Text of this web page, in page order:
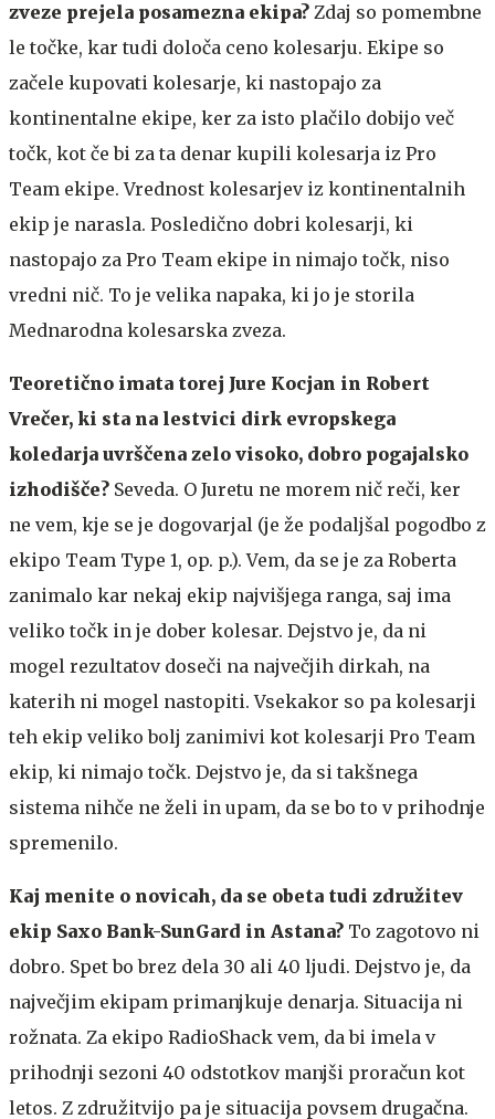
zveze prejela posamezna ekipa? Zdaj so pomembne
le točke, kar tudi določa ceno kolesarju. Ekipe so
začele kupovati kolesarje, ki nastopajo za
kontinentalne ekipe, ker za isto plačilo dobijo več
točk, kot če bi za ta denar kupili kolesarja iz Pro
Team ekipe. Vrednost kolesarjev iz kontinentalnih
ekip je narasla. Posledično dobri kolesarji, ki
nastopajo za Pro Team ekipe in nimajo točk, niso
vredni nič. To je velika napaka, ki jo je storila
Mednarodna kolesarska zveza.
Teoretično imata torej Jure Kocjan in Robert
Vrečer, ki sta na lestvici dirk evropskega
koledarja uvrščena zelo visoko, dobro pogajalsko
izhodišče? Seveda. O Juretu ne morem nič reči, ker
ne vem, kje se je dogovarjal (je že podaljšal pogodbo z
ekipo Team Type 1, op. p.). Vem, da se je za Roberta
zanimalo kar nekaj ekip najvišjega ranga, saj ima
veliko točk in je dober kolesar. Dejstvo je, da ni
mogel rezultatov doseči na največjih dirkah, na
katerih ni mogel nastopiti. Vsekakor so pa kolesarji
teh ekip veliko bolj zanimivi kot kolesarji Pro Team
ekip, ki nimajo točk. Dejstvo je, da si takšnega
sistema nihče ne želi in upam, da se bo to v prihodnje
spremenilo.
Kaj menite o novicah, da se obeta tudi združitev
ekip Saxo Bank-SunGard in Astana? To zagotovo ni
dobro. Spet bo brez dela 30 ali 40 ljudi. Dejstvo je, da
največjim ekipam primanjkuje denarja. Situacija ni
rožnata. Za ekipo RadioShack vem, da bi imela v
prihodnji sezoni 40 odstotkov manjši proračun kot
letos. Z združitvijo pa je situacija povsem drugačna.